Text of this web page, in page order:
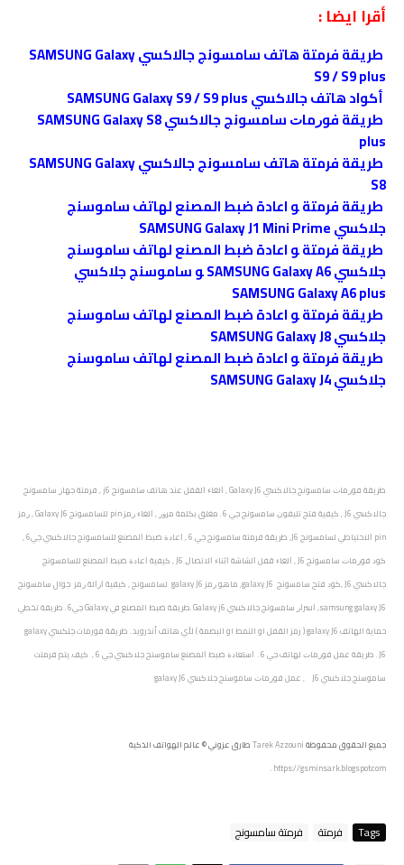
أقرا ايضا :
طريقة فرمتة هاتف سامسونج جالاكسي SAMSUNG Galaxy
S9 / S9 plus
أكواد هاتف جالاكسي SAMSUNG Galaxy S9 / S9 plus
ﻃﺮﻳﻘﺔ ﻓﻮﺭﻣﺎﺕ ﺳﺎﻣﺴﻮﻧﺞ جالاكسي SAMSUNG Galaxy S8
plus
طريقة فرمتة هاتف سامسونج جالاكسي SAMSUNG Galaxy
S8
طريقة فرمتة ﻮ اعادة ضبط المصنع ﻟﻬﺎﺗﻒ ﺳﺎﻣﻮﺳﻨﺞ
جلاكسي SAMSUNG Galaxy J1 Mini Prime
طريقة فرمتة ﻮ اعادة ضبط المصنع ﻟﻬﺎﺗﻒ ﺳﺎﻣﻮﺳﻨﺞ
جلاكسي SAMSUNG Galaxy A6 ﻮ ﺳﺎﻣﻮﺳﻨﺞ جلاكسي
SAMSUNG Galaxy A6 plus
طريقة فرمتة ﻮ اعادة ضبط المصنع ﻟﻬﺎﺗﻒ ﺳﺎﻣﻮﺳﻨﺞ
جلاكسي SAMSUNG Galaxy J8
طريقة فرمتة ﻮ اعادة ضبط المصنع ﻟﻬﺎﺗﻒ ﺳﺎﻣﻮﺳﻨﺞ
جلاكسي SAMSUNG Galaxy J4
ﻃﺮﻳﻘﺔ ﻓﻮﺭﻣﺎﺕ ﺳﺎﻣﺴﻮﻧﺞ ﺟﺎﻻﻛﺴﻲ Galaxy J6 , ﺍﻟﻐﺎﺀ ﺍﻟﻘﻔﻞ ﻋﻨﺪ ﻫﺎﺗﻒ ﺳﺎﻣﺴﻮﻧﺞ j6 , ﻓﺮﻣﺘﺔ ﺟﻬﺎﺯ ﺳﺎﻣﺴﻮﻧﺞ
ﺟﺎﻻﻛﺴﻲ J6 , ﻛﻴﻔﻴﺔ ﻓﺘﺢ ﺗﻠﻴﻔﻮﻥ ﺳﺎﻣﺴﻮﻧﺞ جي 6 . ﻣﻐﻠﻖ ﺑﻜﻠﻤﺔ ﻣﺮﻭﺭ , ﺍﻟﻐﺎﺀ ﺭﻣﺰ pin ﻟﻠﺴﺎﻣﺴﻮﻧﺞ Galaxy J6 , ﺭﻣﺰ
pin ﺍﻻﺣﺘﻴﺎﻃﻲ ﻟﺴﺎﻣﺴﻮﻧﺞ J6, ﻃﺮﻳﻘﺔ ﻓﺮﻣﺘﺔ ﺳﺎﻣﺴﻮﻧﺞ جي 6 , ﺍﻋﺎﺩﺓ ﺿﺒﻂ ﺍﻟﻤﺼﻨﻊ ﻟﻠﺴﺎﻣﺴﻮﻧﺞ ﺟﺎﻻﻛﺴﻲ جي6 ,
ﻛﻮﺩ ﻓﻮﺭﻣﺎﺕ ﺳﺎﻣﺴﻮﻧﺞ J6 , ﺍﻟﻐﺎﺀ ﻗﻔﻞ ﺍﻟﺸﺎﺷﺔ ﺍﺛﻨﺎﺀ ﺍﻻﺗﺼﺎﻝ J6 , ﻛﻴﻔﻴﺔ ﺍﻋﺎﺩﺓ ﺿﺒﻂ ﺍﻟﻤﺼﻨﻊ ﻟﻠﺴﺎﻣﺴﻮﻧﺞ
ﺟﺎﻻﻛﺴﻲ J6 ,ﻛﻮﺩ ﻓﺘﺢ ﺳﺎﻣﺴﻮﻧﺞ galaxy J6, ﻣﺎﻫﻮ ﺭﻣﺰ galaxy J6 ﻟﺴﺎﻣﺴﻮﻧﺞ , ﻛﻴﻔﻴﺔ ﺍﺯﺍﻟﺔ ﺭﻣﺰ جوال سامسونج
samsung galaxy J6, ﺍﺳﺮﺍﺭ ﺳﺎﻣﺴﻮﻧﺞ ﺟﺎﻻﻛﺴﻲ Galaxy j6 .طريقة ضبط المصنع في Galaxy جي6 . طريقة تخطي
حماية الهاتف galaxy J6 ( رمز القفل او النمط او البصمة ) لأي هاتف أندرويد . طريقة فورمات جلكسي galaxy
J6 . ﻃﺮﻳﻘﺔ ﻋﻤﻞ ﻓﻮﺭﻣﺎﺕ ﻟﻬﺎﺗﻒ جي 6 . ﺍﺳﺘﻌﺎﺩﺓ ﺿﺒﻂ ﺍﻟﻤﺼﻨﻊ ﺳﺎﻣﻮﺳﻨﺞ جلاكسي جي 6 , ﻛﻴﻒ. ﻳﺘﻢ ﻓﺮﻣﺘﺖ
ﺳﺎﻣﻮﺳﻨﺞ جلاكسي J6 , ﻋﻤﻞ ﻓﻮﺭﻣﺎﺕ ﺳﺎﻣﻮﺳﻨﺞ جلاكسي galaxy J6
جميع الحقوق محفوظةTarek Azzouniطارق عزوني © عالم الهواتف الذكية
https://gsminsark.blogspot.com
.
Tags فرمتة فرمتة سامسونج